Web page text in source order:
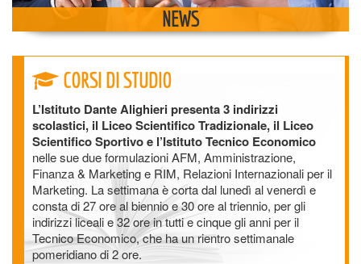
NEWS
CORSI DI STUDIO
L’Istituto Dante Alighieri presenta 3 indirizzi
scolastici, il Liceo Scientifico Tradizionale, il Liceo
Scientifico Sportivo e l’Istituto Tecnico Economico
nelle sue due formulazioni AFM, Amministrazione,
Finanza & Marketing e RIM, Relazioni Internazionali per il
Marketing. La settimana è corta dal lunedì al venerdì e
consta di 27 ore al biennio e 30 ore al triennio, per gli
indirizzi liceali e 32 ore in tutti e cinque gli anni per il
Tecnico Economico, che ha un rientro settimanale
pomeridiano di 2 ore.